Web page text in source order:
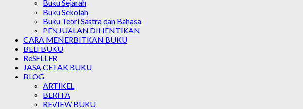
Buku Sejarah
Buku Sekolah
Buku Teori Sastra dan Bahasa
PENJUALAN DIHENTIKAN
CARA MENERBITKAN BUKU
BELI BUKU
ReSELLER
JASA CETAK BUKU
BLOG
ARTIKEL
BERITA
REVIEW BUKU